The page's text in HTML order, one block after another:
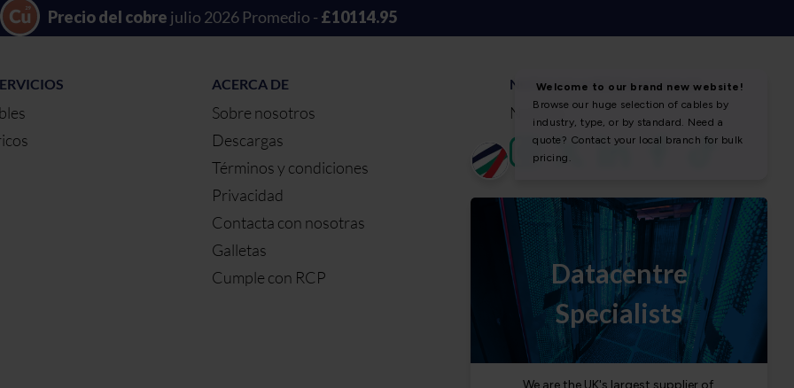
Precio del cobre julio 2026 Promedio - £10114.95
ACERCA DE
Sobre nosotros
Descargas
Términos y condiciones
Privacidad
Contacta con nosotras
Galletas
Cumple con RCP
NOTICIAS Y REDES SOCIALES
Noticias